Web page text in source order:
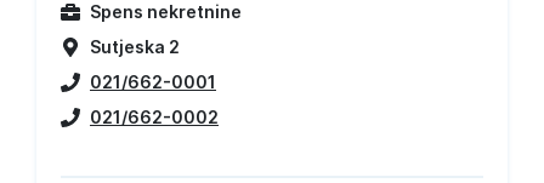
Spens nekretnine
Sutjeska 2
021/662-0001
021/662-0002